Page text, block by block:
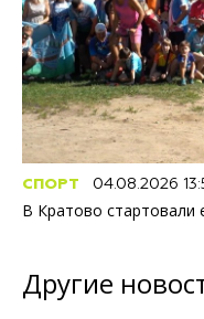
СПОРТ 04.08.2026
В Кратово стартовали
Другие